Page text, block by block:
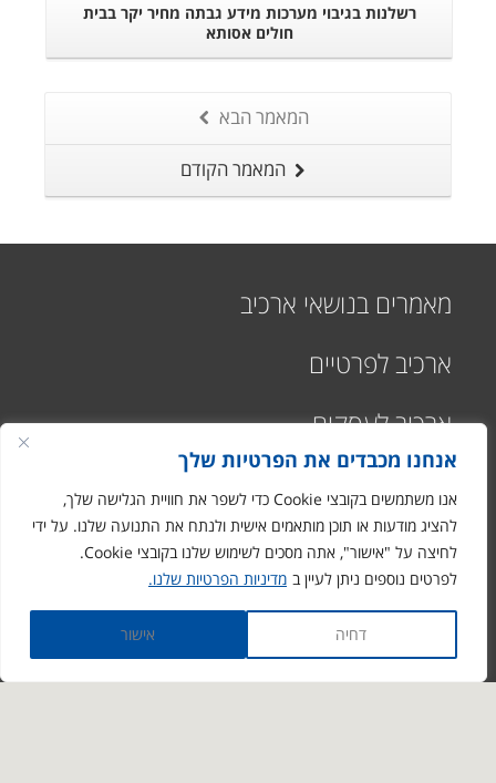
אנחנו מכבדים את הפרטיות שלך
אנו משתמשים בקובצי Cookie כדי לשפר את חוויית הגלישה שלך,
להציג מודעות או תוכן מותאמים אישית ולנתח את התנועה שלנו. על ידי
לחיצה על "אישור", אתה מסכים לשימוש שלנו בקובצי Cookie.
לפרטים נוספים ניתן לעיין ב מדיניות הפרטיות שלנו.
דחיה אישור
רשלנות בגיבוי מערכות מידע גבתה מחיר יקר בבית
חולים אסותא
המאמר הבא
המאמר הקודם
מאמרים בנושאי ארכיב
ארכיב לפרטיים
ארכיב לעסקים
רח' התעשיה 1
מבוא חורון
ronen@arciv.co.il